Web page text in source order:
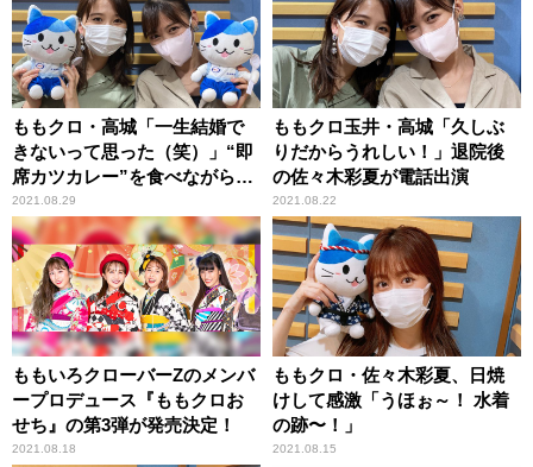
ももクロ・高城「一生結婚で
きないって思った（笑）」“即
席カツカレー”を食べながら反
省
2021.08.29
ももクロ玉井・高城「久しぶ
りだからうれしい！」退院後
の佐々木彩夏が電話出演
2021.08.22
ももいろクローバーZのメンバ
ープロデュース『ももクロお
せち』の第3弾が発売決定！
2021.08.18
ももクロ・佐々木彩夏、日焼
けして感激「うほぉ～！ 水着
の跡〜！」
2021.08.15